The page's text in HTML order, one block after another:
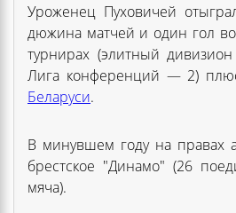
Уроженец Пуховичей
дюжина матчей и один гол
турнирах (элитный
Лига конференций — 2)
Беларуси.
В минувшем году на правах
брестское "Динамо" (26
мяча).